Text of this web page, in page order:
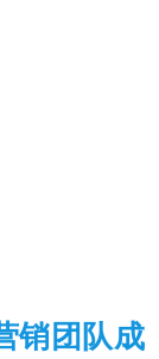
销团队成